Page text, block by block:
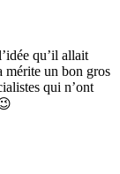
qu’il allait
un bon gros
qui n’ont